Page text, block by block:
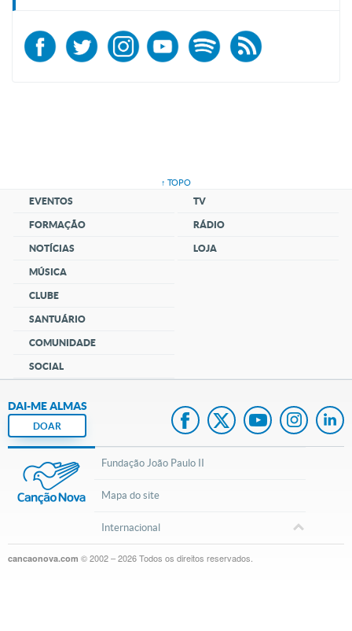
↑ TOPO
EVENTOS
FORMAÇÃO
NOTÍCIAS
MÚSICA
CLUBE
SANTUÁRIO
COMUNIDADE
SOCIAL
TV
RÁDIO
LOJA
DAI-ME ALMAS
DOAR
Fundação João Paulo II
Mapa do site
Internacional
cancaonova.com © 2002 – 2026Todos os direitos reservados.